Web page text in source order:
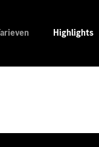
Highlights